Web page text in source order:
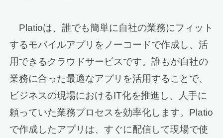
Platioは、誰でも簡単に自社の業務にフィット
するモバイルアプリをノーコードで作成し、活
用できるクラウドサービスです。誰もが自社の
業務に合った最適なアプリを活用することで、
ビジネスの現場におけるIT化を推進し、人手に
頼っていた業務プロセスを効率化します。Platio
で作成したアプリは、すぐに配信して現場で使